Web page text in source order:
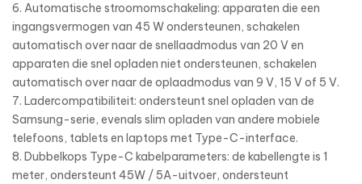
6. Automatische stroomomschakeling: apparaten die een
ingangsvermogen van 45 W ondersteunen, schakelen
automatisch over naar de snellaadmodus van 20 V en
apparaten die snel opladen niet ondersteunen, schakelen
automatisch over naar de oplaadmodus van 9 V, 15 V of 5 V.
7. Ladercompatibiliteit: ondersteunt snel opladen van de
Samsung-serie, evenals slim opladen van andere mobiele
telefoons, tablets en laptops met Type-C-interface.
8. Dubbelkops Type-C kabelparameters: de kabellengte is 1
meter, ondersteunt 45W / 5A-uitvoer, ondersteunt